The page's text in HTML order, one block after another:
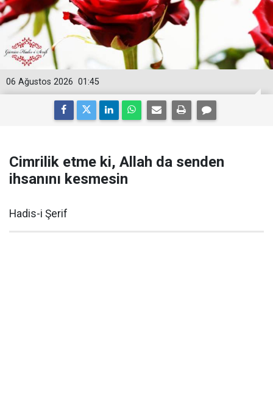
01:45
06 Ağustos 2026
Cimrilik etme ki, Allah da senden
ihsanını kesmesin
Hadis-i Şerif